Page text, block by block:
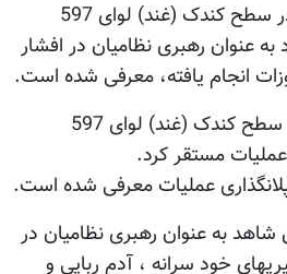
داکتر عبدالله، قوماندان در سطح کندک (غند) لوای 597
عنوان رهبری نظامیان در افشار
انجام یافته، معرفی شده است.
جکرن نعیم، قوماندان در سطح کندک (غند) لوای 597
مستقر کرد.
عملیات معرفی شده است.
به عنوان رهبری نظامیان در
خود سرانه ، آدم ربایی و